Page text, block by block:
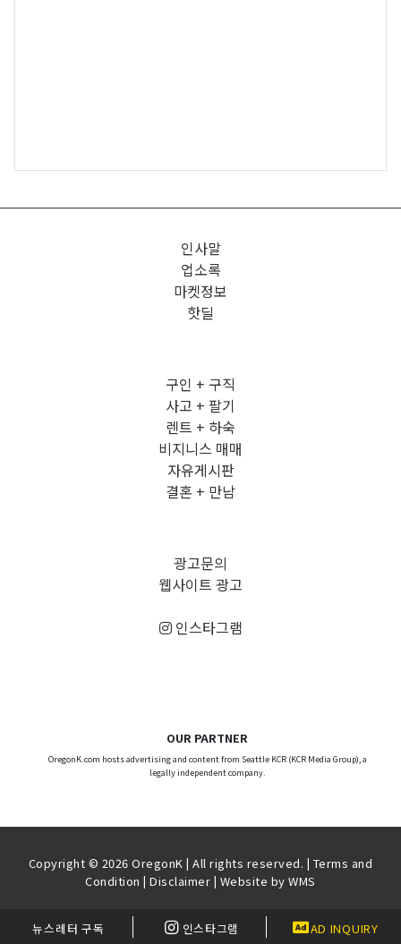
인사말
업소록
마켓정보
핫딜
구인 + 구직
사고 + 팔기
렌트 + 하숙
비지니스 매매
자유게시판
결혼 + 만남
광고문의
웹사이트 광고
인스타그램
OUR PARTNER
OregonK.com hosts advertising and content from Seattle KCR (KCR Media Group), a
legally independent company.
Copyright © 2026 OregonK | All rights reserved. | Terms and
Condition |Disclaimer | Website byWMS
뉴스레터 구독 인스타그램 AD INQUIRY